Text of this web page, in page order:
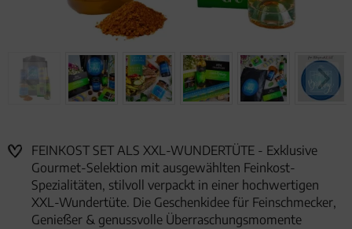
FEINKOST SET ALS XXL-WUNDERTÜTE - Exklusive
Gourmet-Selektion mit ausgewählten Feinkost-
Spezialitäten, stilvoll verpackt in einer hochwertigen
XXL-Wundertüte. Die Geschenkidee für Feinschmecker,
Genießer & genussvolle Überraschungsmomente